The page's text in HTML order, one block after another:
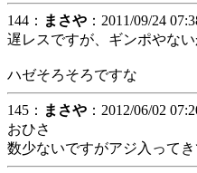
144： まさや ：2011/09/24
遅レスですが、ギンポやない
ハゼそろそろですな
145： まさや ：2012/06/02
おひさ
数少ないですがアジ入って